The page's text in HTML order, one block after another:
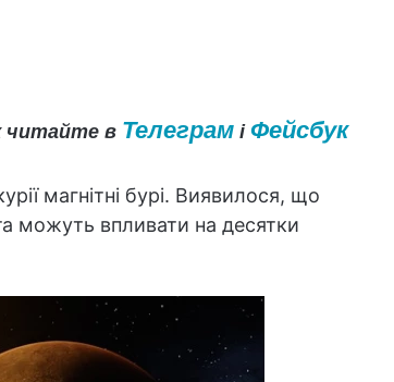
читайте в Телеграмі Фейсбук
магнітні бурі. Виявилося, що
можуть впливати на десятки